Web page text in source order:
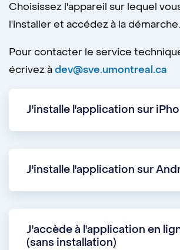
Choisissez l'appareil sur lequel
l'installer et accédez à la démarche.
Pour contacter le service
écrivez àdev@sve.umontreal.ca
J'installe l'application sur
J'installe l'application sur
J'accède à l'application en
(sans installation)